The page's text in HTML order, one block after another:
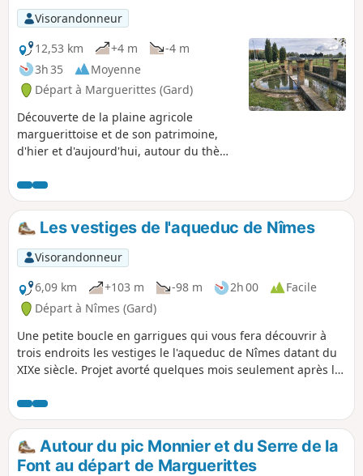
Visorandonneur
12,53 km
+4 m
-4 m
3h 35
Moyenne
Départ à Marguerittes (Gard)
Découverte de la plaine agricole
marguerittoise et de son patrimoine,
d'hier et d'aujourd'hui, autour du thème
pied ou à vélo, qui peut se découper en
deux parties : à l'Ouest la boucle péri-
urbaine et à l'Est la boucle champêtre.
Vous allez découvrir de très jolis coins
peu connus.
Les vestiges de l'aqueduc de Nîmes
Visorandonneur
6,09 km
+103 m -98 m 2h 00
Facile
Départ à Nîmes (Gard)
Une petite boucle en garrigues qui vous fera découvrir à
trois endroits les vestiges le l'aqueduc de Nîmes datant du
XIXe siècle. Projet avorté quelques mois seulement après le
l'aqueduc romain du Pont du Gard. Sur une partie de la
randonnée, vous profiterez également d'un magnifique
point de vue sur la plaine , sur le Mont Ventoux et la
cheminée d'Aramon.
Autour du pic Monnier et du Serre de la
Font au départ de Marguerittes